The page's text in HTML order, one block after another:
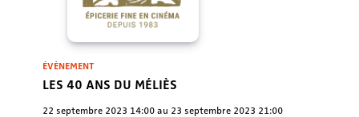
ÉVÈNEMENT
LES 40 ANS DU MÉLIÈS
22 septembre 2023 14:00au 23 septembre 2023 21:00